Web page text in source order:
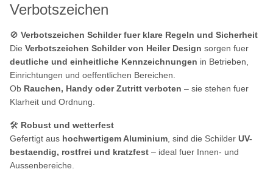
Verbotszeichen
🚫 Verbotszeichen Schilder fuer klare Regeln und Sicherheit
Die Verbotszeichen Schilder von Heiler Design sorgen fuer
deutliche und einheitliche Kennzeichnungen in Betrieben,
Einrichtungen und oeffentlichen Bereichen.
Ob Rauchen, Handy oder Zutritt verboten – sie stehen fuer
Klarheit und Ordnung.
🛠️ Robust und wetterfest
Gefertigt aus hochwertigem Aluminium , sind die Schilder UV-
bestaendig, rostfrei und kratzfest – ideal fuer Innen- und
Aussenbereiche.